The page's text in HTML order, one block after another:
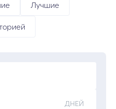
Лучшие
ДНЕЙ